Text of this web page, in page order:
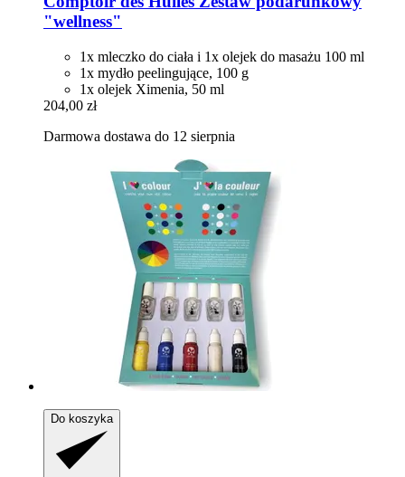
"wellness"
1x mleczko do ciała i 1x olejek do masażu 100 ml
1x mydło peelingujące, 100 g
1x olejek Ximenia, 50 ml
204,00 zł
Darmowa dostawa do 12 sierpnia
Do koszyka